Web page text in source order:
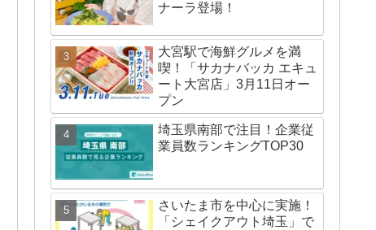
ナーラ登場！
大宮駅で海鮮グルメを満
喫！「サカナバッカ エキュ
ート大宮店」3月11日オー
プン
埼玉県南部で注目！企業従
業員数ランキングTOP30
さいたま市を中心に実施！
「シェイクアウト埼玉」で